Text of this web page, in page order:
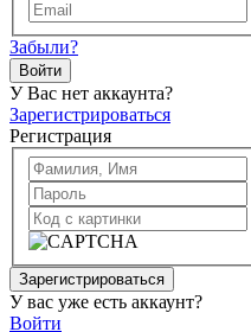
Забыли?
Войти
У Вас нет аккаунта?
Зарегистрироваться
Регистрация
Зарегистрироваться
У вас уже есть аккаунт?
Войти